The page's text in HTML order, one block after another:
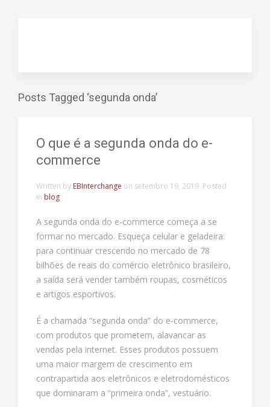
Posts Tagged ‘segunda onda’
O que é a segunda onda do e-
commerce
Written by EBInterchange on setembro 19, 2019. Posted
in blog
A segunda onda do e-commerce começa a se
formar no mercado. Esqueça celular e geladeira:
para continuar crescendo no mercado de 78
bilhões de reais do comércio eletrônico brasileiro,
a saída será vender também roupas, cosméticos
e artigos esportivos.
É a chamada “segunda onda” do e-commerce,
com produtos que prometem, alavancar as
vendas pela internet. Esses produtos possuem
uma maior margem de crescimento em
contrapartida aos eletrônicos e eletrodomésticos
que dominaram a “primeira onda”, vestuário.